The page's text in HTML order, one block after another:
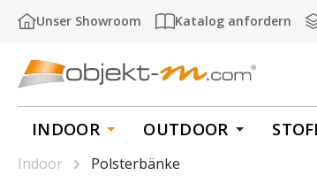
Hauptinhalt springen
Zur Suche springen
Zur Hauptnavigation springen
Unser Showroom Katalog anfordern
INDOOR OUTDOOR
Indoor
Polsterbänke